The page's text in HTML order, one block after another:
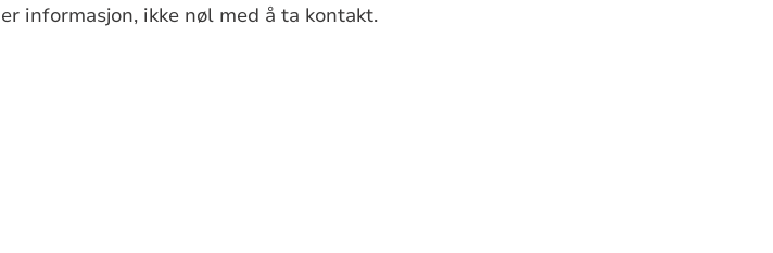
informasjon, ikke nøl med å ta kontakt.